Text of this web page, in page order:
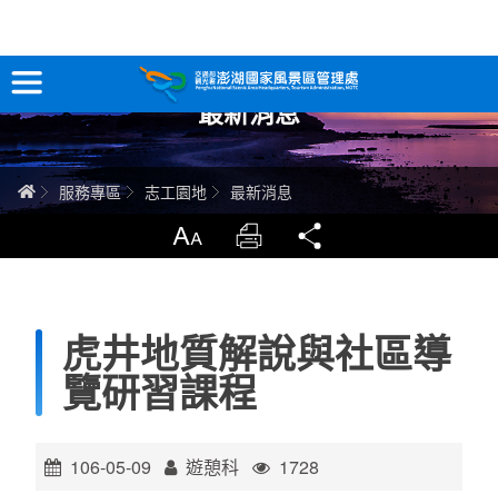
跳
到
主
要
內
容
訊息專區
關於澎湖
智慧觀光情報站
永續旅遊
網站導覽 兒童版
最新消息
首頁服務專區 志工園地 最新消息
放大 列印
虎井地質解說與社區導
覽研習課程
106-05-09 遊憩科 1728